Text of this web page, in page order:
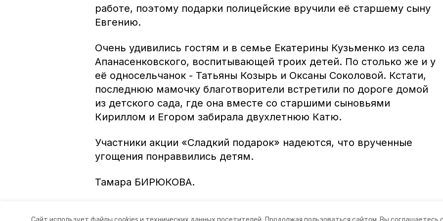
работе, поэтому подарки полицейские вручили её старшему сыну
Евгению.
Очень удивились гостям и в семье Екатерины Кузьменко из села
Апанасенковского, воспитывающей троих детей. По столько же и у
её односельчанок - Татьяны Козырь и Оксаны Соколовой. Кстати,
последнюю мамочку благотворители встретили по дороге домой
из детского сада, где она вместе со старшими сыновьями
Кириллом и Егором забирала двухлетнюю Катю.
Участники акции «Сладкий подарок» надеются, что врученные
угощения понраввились детям.
Тамара БИРЮКОВА.